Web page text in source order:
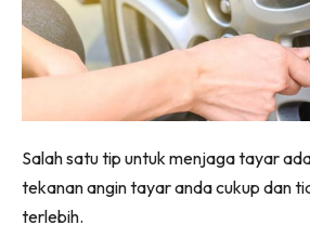
Salah satu tip untuk menjaga tayar
tekanan angin tayar anda cukup dan
terlebih.